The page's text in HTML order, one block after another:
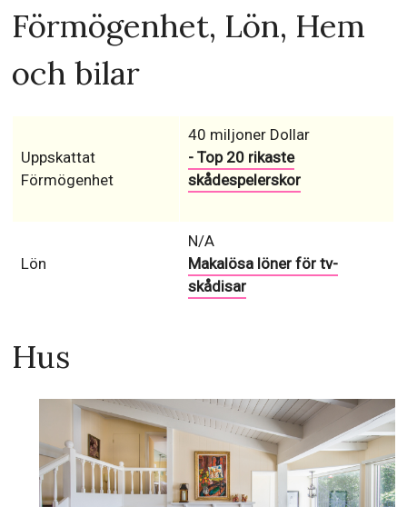
Förmögenhet, Lön, Hem
och bilar
Uppskattat
Förmögenhet
40 miljoner Dollar
- Top 20 rikaste
skådespelerskor
Lön
N/A
Makalösa löner för tv-
skådisar
Hus